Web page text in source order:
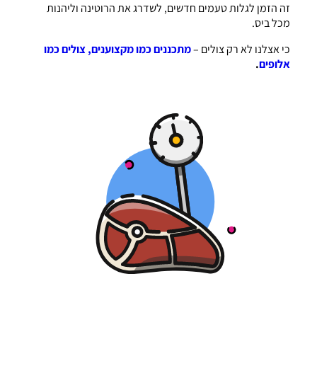
זה הזמן לגלות טעמים חדשים, לשדרג את הרוטינה וליהנות
מכל ביס.
כי אצלנו לא רק צולים –מתכננים כמו מקצוענים, צולים כמו
אלופים.